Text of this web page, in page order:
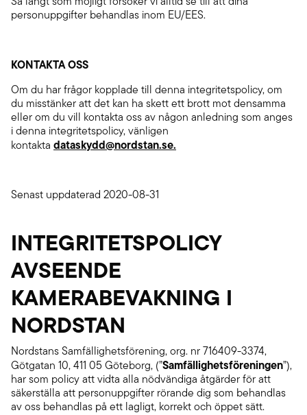
personuppgifter behandlas inom EU/EES.
KONTAKTA OSS
Om du har frågor kopplade till denna integritetspolicy, om
du misstänker att det kan ha skett ett brott mot densamma
eller om du vill kontakta oss av någon anledning som anges
i denna integritetspolicy, vänligen
kontakta dataskydd@nordstan.se.
Senast uppdaterad 2020-08-31
INTEGRITETSPOLICY
AVSEENDE
KAMERABEVAKNING I
NORDSTAN
Nordstans Samfällighetsförening, org. nr 716409-3374,
Götgatan 10, 411 05 Göteborg, (”Samfällighetsföreningen”),
har som policy att vidta alla nödvändiga åtgärder för att
säkerställa att personuppgifter rörande dig som behandlas
av oss behandlas på ett lagligt, korrekt och öppet sätt.